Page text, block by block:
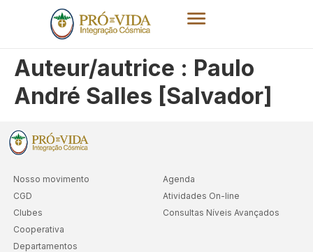
Auteur/autrice : Paulo
André Salles [Salvador]
Nosso movimento
CGD
Clubes
Cooperativa
Departamentos
Agenda
Atividades On-line
Consultas Níveis Avançados